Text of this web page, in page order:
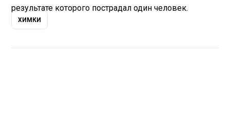
результате которого пострадал один человек.
ХИМКИ